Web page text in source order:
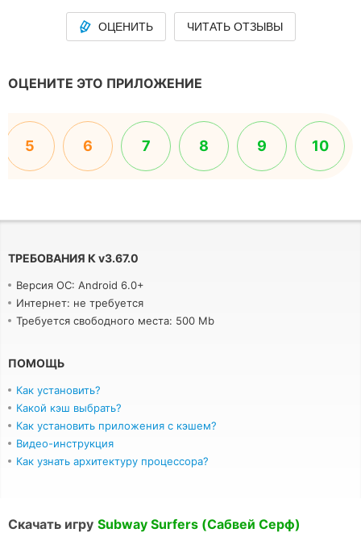
ОЦЕНИТЬ ЧИТАТЬ ОТЗЫВЫ
ОЦЕНИТЕ ЭТО ПРИЛОЖЕНИЕ
5 6 7 8 9 10
ТРЕБОВАНИЯ К v3.67.0
Версия ОС: Android 6.0+
Интернет: не требуется
Требуется свободного места: 500 Mb
ПОМОЩЬ
Как установить?
Какой кэш выбрать?
Как установить приложения с кэшем?
Видео-инструкция
Как узнать архитектуру процессора?
Скачать игру Subway Surfers (Сабвей Серф)